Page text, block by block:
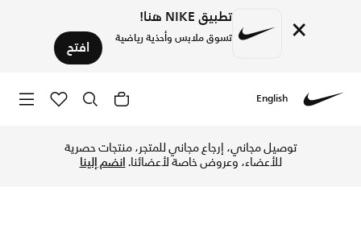
× تطبيق NIKE هنا!
تسوق ملابس وأحذية رياضية افتح
English
توصيل مجاني، إرجاع مجاني للمتجر، منتجات حصرية
للأعضاء، وعروض خاصة لأعضائنا.انضم إلينا